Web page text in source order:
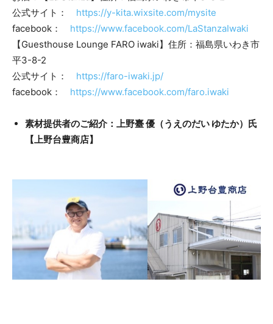
公式サイト： https://y-kita.wixsite.com/mysite
facebook： https://www.facebook.com/LaStanzaIwaki
【Guesthouse Lounge FARO iwaki】住所：福島県いわき市
平3-8-2
公式サイト： https://faro-iwaki.jp/
facebook： https://www.facebook.com/faro.iwaki
素材提供者のご紹介：上野臺 優（うえのだい ゆたか）氏
【上野台豊商店】